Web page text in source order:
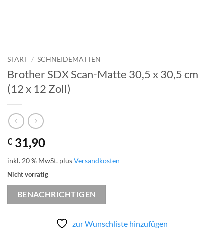
START / SCHNEIDEMATTEN
Brother SDX Scan-Matte 30,5 x 30,5 cm
(12 x 12 Zoll)
€ 31,90
inkl. 20 % MwSt. plusVersandkosten
Nicht vorrätig
BENACHRICHTIGEN
zur Wunschliste hinzufügen